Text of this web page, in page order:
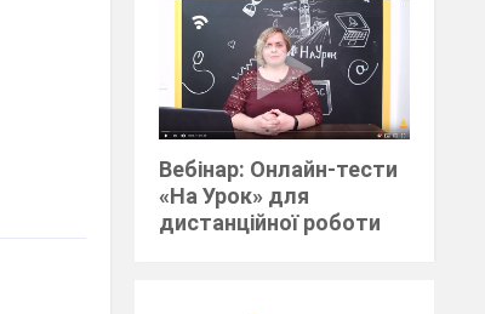
Вебінар: Онлайн-тести
«На Урок» для
дистанційної роботи